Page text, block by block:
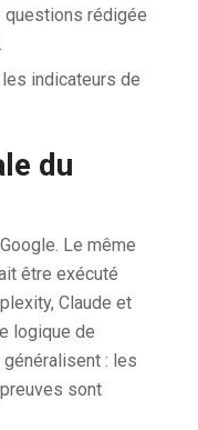
questions rédigée
indicateurs de
du
Le même
être exécuté
Claude et
logique de
: les
sont